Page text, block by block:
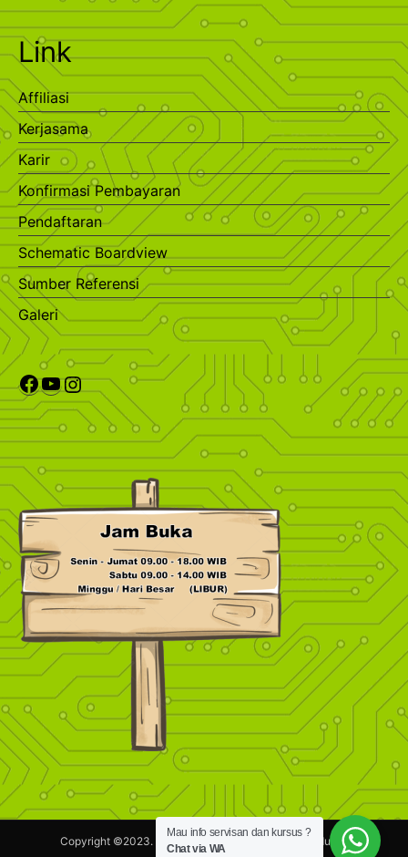
Link
Affiliasi
Kerjasama
Karir
Konfirmasi Pembayaran
Pendaftaran
Schematic Boardview
Sumber Referensi
Galeri
Copyright ©2023. Maestronik.com.Hak Cipta dilindungi.
Mau info servisan dan kursus ?
Chat via WA